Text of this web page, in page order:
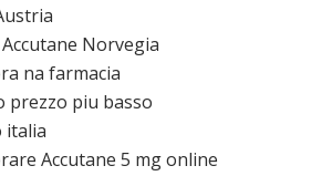
Norvegia
na farmacia
prezzo piu basso
italia
Accutane 5 mg online